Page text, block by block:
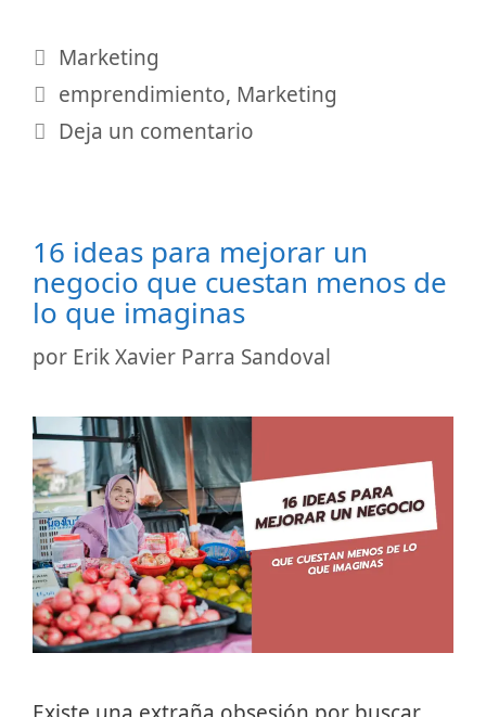
Categorías
Marketing
Etiquetas
emprendimiento, Marketing
Deja un comentario
16 ideas para mejorar un
negocio que cuestan menos de
lo que imaginas
por Erik Xavier Parra Sandoval